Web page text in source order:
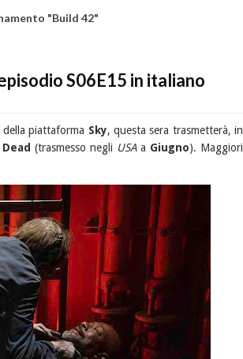
"Build 42"
S06E15 in italiano
della piattaforma Sky, questa sera trasmetterà, in
(trasmesso negli USAa Giugno). Maggiori